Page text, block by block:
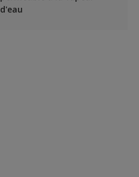
d'eau